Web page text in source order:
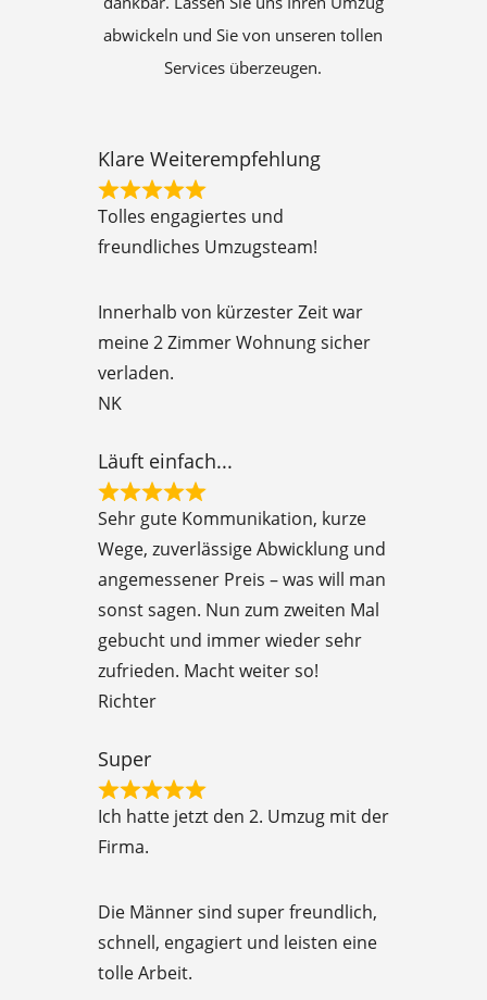
abwickeln und Sie von unseren tollen
Services überzeugen.
Klare Weiterempfehlung
R
a
d
5
o
o
Tolles engagiertes und
freundliches Umzugsteam!
Innerhalb von kürzester Zeit war
meine 2 Zimmer Wohnung sicher
verladen.
NK
Läuft einfach...
R
d
5
t
o
f
Sehr gute Kommunikation, kurze
Wege, zuverlässige Abwicklung und
angemessener Preis – was will man
sonst sagen. Nun zum zweiten Mal
gebucht und immer wieder sehr
zufrieden. Macht weiter so!
Richter
Super
R
d
5
o
Ich hatte jetzt den 2. Umzug mit der
Firma.
Die Männer sind super freundlich,
schnell, engagiert und leisten eine
tolle Arbeit.